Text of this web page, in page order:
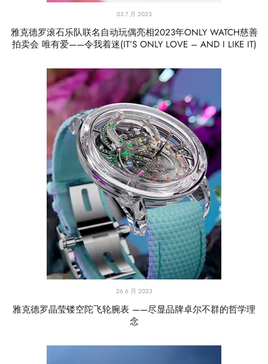
03 7 月 2023
雅克德罗滚石乐队联名自动玩偶亮相2023年ONLY WATCH慈善
拍卖会 唯有爱——令我着迷(IT’S ONLY LOVE – AND I LIKE IT)
26 6 月 2023
雅克德罗晶莹镂空陀飞轮腕表 ——尽显品牌卓尔不群的哲学理
念